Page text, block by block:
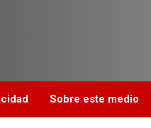
Sobre este medio